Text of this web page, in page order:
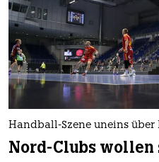
Handball-Szene uneins über
Nord-Clubs